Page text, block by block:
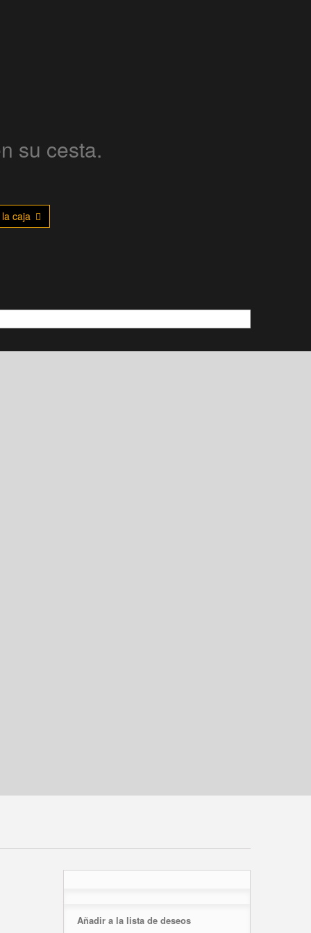
su cesta.
caja
Añadir a la lista de deseos